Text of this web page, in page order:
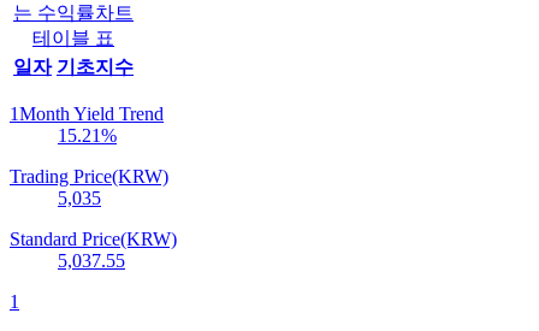
는 수익률차트
테이블 표
일자 기초지수
1Month Yield Trend
15.21%
Trading Price(KRW)
5,035
Standard Price(KRW)
5,037.55
1